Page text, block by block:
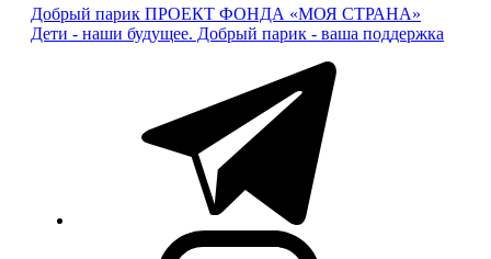
Добрый парик ПРОЕКТ ФОНДА «МОЯ СТРАНА»
Дети - наши будущее. Добрый парик - ваша поддержка